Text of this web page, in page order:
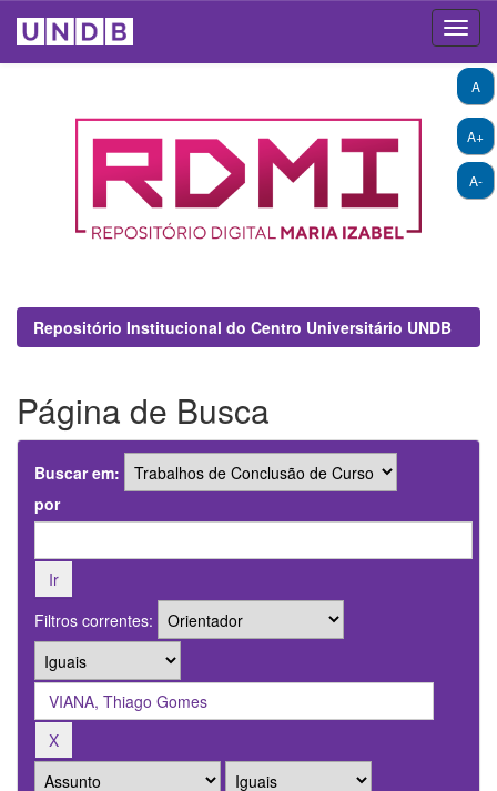
A+
A-
A
Repositório Institucional do Centro Universitário UNDB
Página de Busca
Buscar em:
por
Filtros correntes: